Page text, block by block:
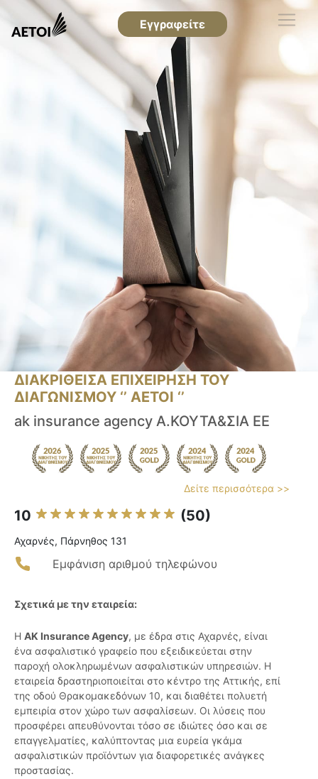
Εγγραφείτε
ΔΙΑΚΡΙΘΕΙΣΑ ΕΠΙΧΕΙΡΗΣΗ ΤΟΥ
ΔΙΑΓΩΝΙΣΜΟΥ ‘’ ΑΕΤΟΙ ‘’
ak insurance agency Α.ΚΟΥΤΑ&ΣΙΑ ΕΕ
Δείτε περισσότερα >>
10 (50)
Αχαρνές, Πάρνηθος 131
Εμφάνιση αριθμού τηλεφώνου
Σχετικά με την εταιρεία:
Η AK Insurance Agency, με έδρα στις Αχαρνές, είναι
ένα ασφαλιστικό γραφείο που εξειδικεύεται στην
παροχή ολοκληρωμένων ασφαλιστικών υπηρεσιών. Η
εταιρεία δραστηριοποιείται στο κέντρο της Αττικής, επί
της οδού Θρακομακεδόνων 10, και διαθέτει πολυετή
εμπειρία στον χώρο των ασφαλίσεων. Οι λύσεις που
προσφέρει απευθύνονται τόσο σε ιδιώτες όσο και σε
επαγγελματίες, καλύπτοντας μια ευρεία γκάμα
ασφαλιστικών προϊόντων για διαφορετικές ανάγκες
προστασίας.